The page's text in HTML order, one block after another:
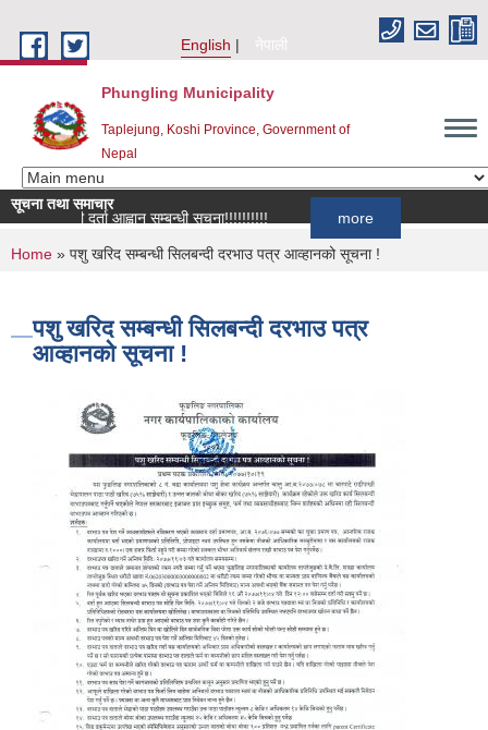
English
नेपाली
Phungling Municipality
Taplejung, Koshi Province, Government of
Nepal
सूचना तथा समाचार
सूची दर्ता आह्वान सम्बन्धी सूचना!!!!!!!!!!
You are here
Home » पशु खरिद सम्बन्धी सिलबन्दी दरभाउ पत्र आव्हानको सूचना !
पशु खरिद सम्बन्धी सिलबन्दी दरभाउ पत्र
आव्हानको सूचना !